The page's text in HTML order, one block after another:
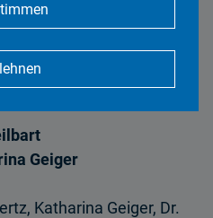
Ausschuss
Geiger
Katharina Geiger, Dr.